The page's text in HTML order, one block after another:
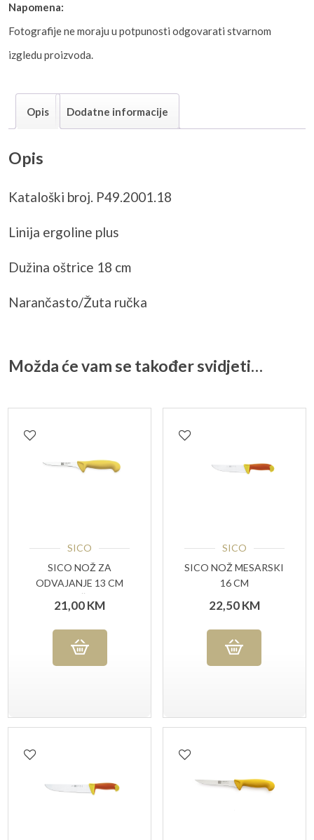
Napomena:
Fotografije ne moraju u potpunosti odgovarati stvarnom
izgledu proizvoda.
Opis Dodatne informacije
Opis
Kataloški broj. P49.2001.18
Linija ergoline plus
Dužina oštrice 18 cm
Narančasto/Žuta ručka
Možda će vam se također svidjeti…
SICO
SICO NOŽ ZA
ODVAJANJE 13 CM
21,00KM
SICO
SICO NOŽ MESARSKI
16 CM
22,50KM